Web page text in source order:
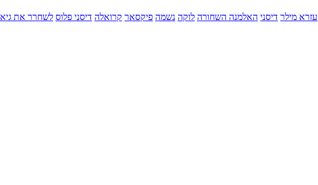
עזרא מילר דיסני האלמנה השחורה לוקה נשמה פיקסאר קרואלה דיסני פלוס לשחרר את גיא